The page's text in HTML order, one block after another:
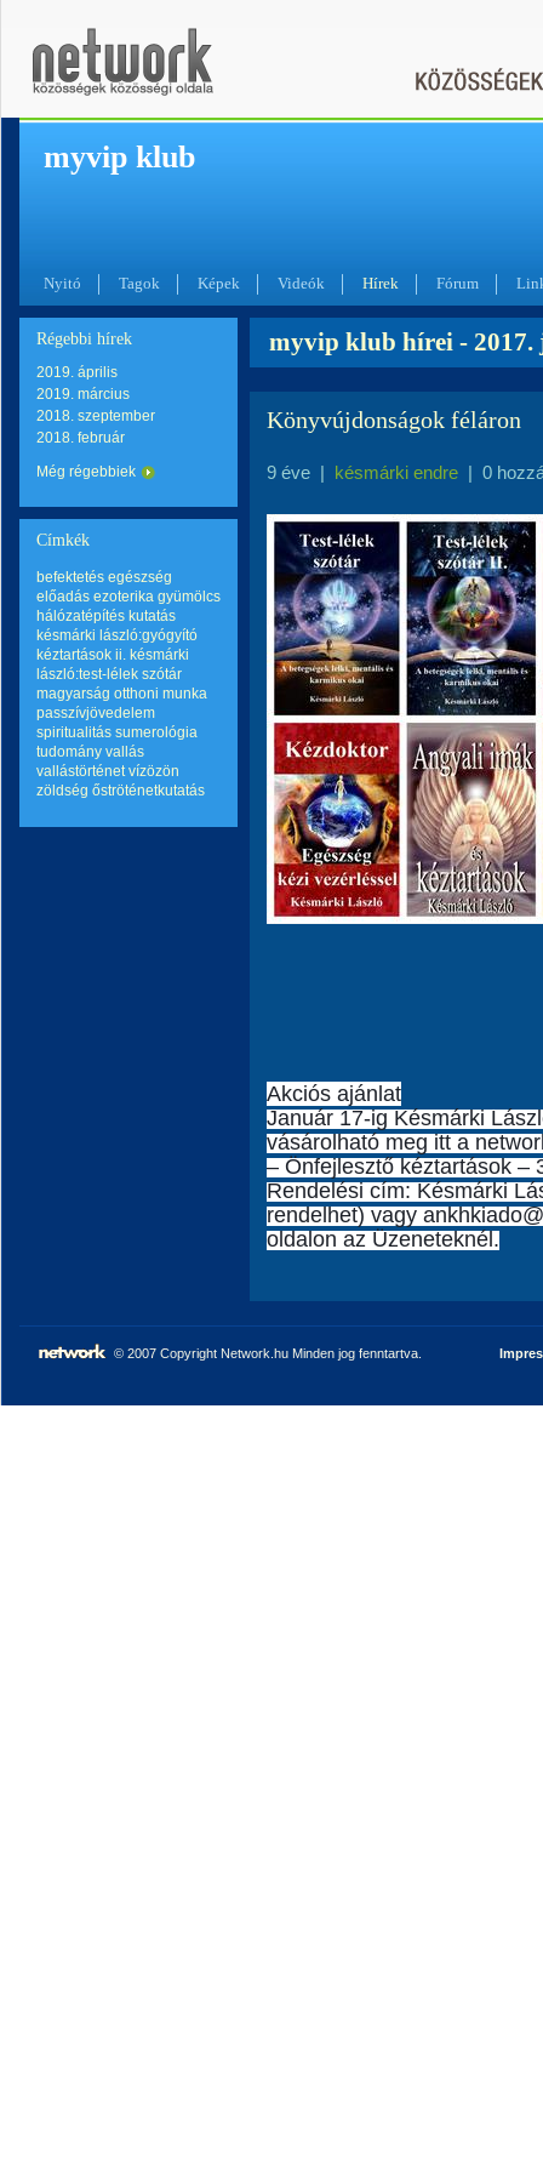
myvip klub
Nyitó Tagok Képek Videók Hírek Fórum
Régebbi hírek
2019. április
2019. március
2018. szeptember
2018. február
Még régebbiek
Címkék
befektetés egészség
előadás ezoterika gyümölcs
hálózatépítés kutatás
késmárki lászló:gyógyító
kéztartások ii. késmárki
lászló:test-lélek szótár
magyarság otthoni munka
passzívjövedelem
spiritualitás sumerológia
tudomány vallás
vallástörténet vízözön
zöldség őströténetkutatás
myvip klub hírei - 2017.
Könyvújdonságok féláron
9 éve | késmárki endre | 0
Akciós ajánlat
Január 17-ig Késmárki
vásárolható meg itt a
– Önfejlesztő kéztartások –
Rendelési cím: Késmárki
rendelhet) vagy
oldalon az Üzeneteknél.
© 2007 Copyright Network.hu Minden jog fenntartva.